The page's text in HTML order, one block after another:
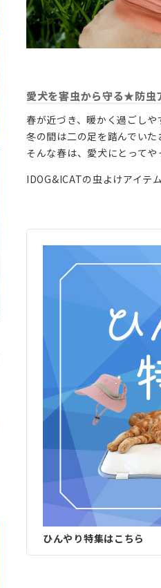
愛犬を害虫から守る★防虫
春が近づき、暖かく過ごしや
冬の間は二の足を踏んでい
そんな春は、愛犬にとってや
IDOG&ICATの虫よけアイテ
ひんやり特集はこちら